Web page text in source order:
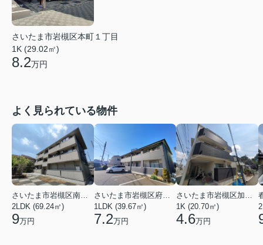
さいたま市岩槻区本町１丁目
1K (29.02㎡)
8.2万円
よく見られている物件
2LDK (69.24㎡)
9万円
1LDK (39.67㎡)
7.2万円
1K (20.70㎡)
4.6万円